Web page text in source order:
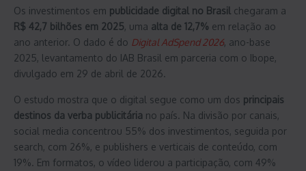
Os investimentos em publicidade digital no Brasil chegaram a
R$ 42,7 bilhões em 2025, uma alta de 12,7% em relação ao
ano anterior. O dado é do Digital AdSpend 2026, ano-base
2025, levantamento do IAB Brasil em parceria com o Ibope,
divulgado em 29 de abril de 2026.
O estudo mostra que o digital segue como um dos principais
destinos da verba publicitária no país. Na divisão por canais,
social media concentrou 55% dos investimentos, seguida por
search, com 26%, e publishers e verticais de conteúdo, com
19%. Em formatos, o vídeo liderou a participação, com 49%